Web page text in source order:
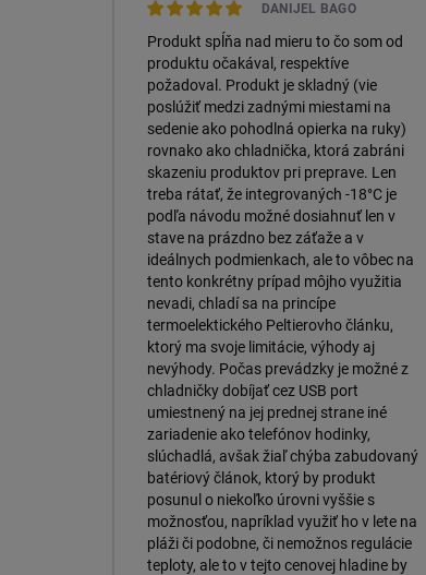
DANIJEL BAGO
Produkt spĺňa nad mieru to čo som od
produktu očakával, respektíve
požadoval. Produkt je skladný (vie
poslúžiť medzi zadnými miestami na
sedenie ako pohodlná opierka na ruky)
rovnako ako chladnička, ktorá zabráni
skazeniu produktov pri preprave. Len
treba rátať, že integrovaných -18°C je
podľa návodu možné dosiahnuť len v
stave na prázdno bez záťaže a v
ideálnych podmienkach, ale to vôbec na
tento konkrétny prípad môjho využitia
nevadi, chladí sa na princípe
termoelektického Peltierovho článku,
ktorý ma svoje limitácie, výhody aj
nevýhody. Počas prevádzky je možné z
chladničky dobíjať cez USB port
umiestnený na jej prednej strane iné
zariadenie ako telefónov hodinky,
slúchadlá, avšak žiaľ chýba zabudovaný
batériový článok, ktorý by produkt
posunul o niekoľko úrovni vyššie s
možnosťou, napríklad využiť ho v lete na
pláži či podobne, či nemožnos regulácie
teploty, ale to v tejto cenovej hladine by